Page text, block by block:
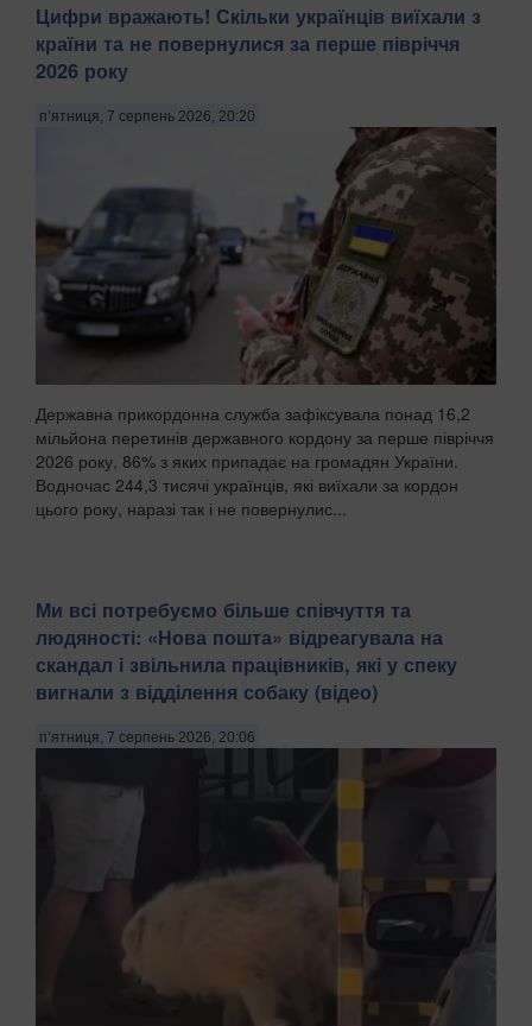
Цифри вражають! Скільки українців виїхали з
країни та не повернулися за перше півріччя
2026 року
п’ятниця, 7 серпень 2026, 20:20
Державна прикордонна служба зафіксувала понад 16,2
мільйона перетинів державного кордону за перше півріччя
2026 року, 86% з яких припадає на громадян України.
Водночас 244,3 тисячі українців, які виїхали за кордон
цього року, наразі так і не повернулис...
Ми всі потребуємо більше співчуття та
людяності: «Нова пошта» відреагувала на
скандал і звільнила працівників, які у спеку
вигнали з відділення собаку (відео)
п’ятниця, 7 серпень 2026, 20:06